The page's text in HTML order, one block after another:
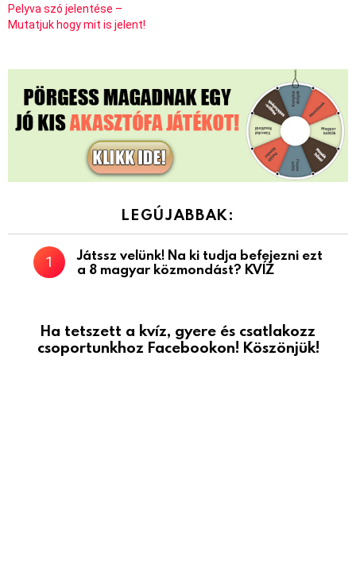
Pelyva szó jelentése –
Mutatjuk hogy mit is jelent!
LEGÚJABBAK:
Játssz velünk! Na ki tudja befejezni ezt
a 8 magyar közmondást? KVÍZ
Ha tetszett a kvíz, gyere és csatlakozz
csoportunkhoz Facebookon! Köszönjük!